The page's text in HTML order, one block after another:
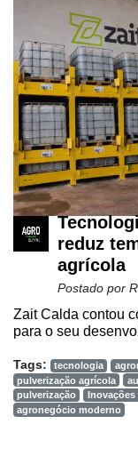
reduz
agrícola
Postado por
Zait Calda contou
para o seu
Tags: tecnologia
pulverização agrícola
pulverização
agronegócio moderno